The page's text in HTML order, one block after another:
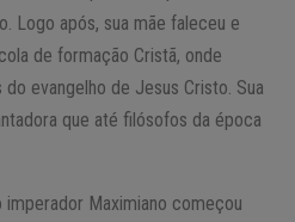
Logo após, sua mãe faleceu e
de formação Cristã, onde
evangelho de Jesus Cristo. Sua
que até filósofos da época
Maximiano começou